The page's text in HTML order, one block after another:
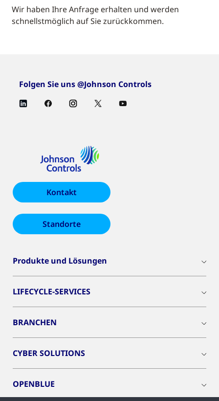
Wir haben Ihre Anfrage erhalten und werden
schnellstmöglich auf Sie zurückkommen.
Folgen Sie uns @Johnson Controls
Kontakt
Standorte
Produkte und Lösungen
LIFECYCLE-SERVICES
BRANCHEN
CYBER SOLUTIONS
OPENBLUE